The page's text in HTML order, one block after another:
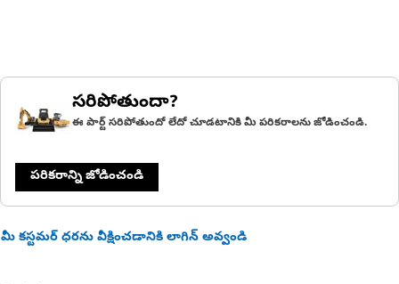
సరిపోతుందా?
ఈ పార్ట్ సరిపోతుందో లేదో చూడటానికి మీ పరికరాలను జోడించండి.
పరికరాన్ని జోడించండి
మీ కస్టమర్ ధరను వీక్షించడానికి లాగిన్ అవ్వండి